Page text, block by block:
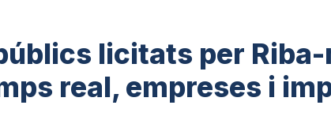
licitats per Riba-
real, empreses i